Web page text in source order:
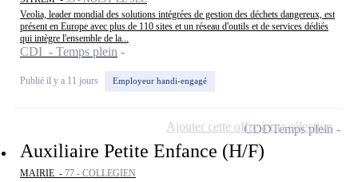
Veolia, leader mondial des solutions intégrées de gestion des déchets dangereux, est
présent en Europe avec plus de 110 sites et un réseau d'outils et de services dédiés
qui intègre l'ensemble de la...
CDI - Temps plein
Publié il y a 11 jours Employeur handi-engagé
Auxiliaire Petite Enfance (H/F)
MAIRIE - 77 - COLLEGIEN
CDDTemps plein
Ajouter cette offre à ma sélection